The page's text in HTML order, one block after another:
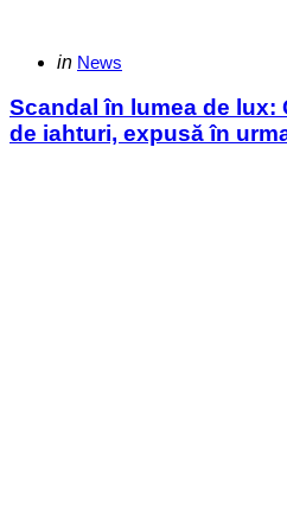
Categories
Posted
in News
Scandal în lumea de lux:
de iahturi, expusă în